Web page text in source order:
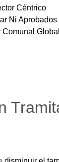
Céntrico
Ni Aprobados
Global